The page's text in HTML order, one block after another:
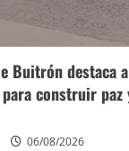
Buitrón destaca
construir
06/08/2026